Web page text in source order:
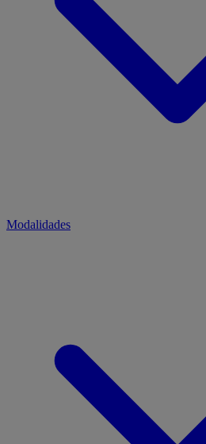
Modalidades